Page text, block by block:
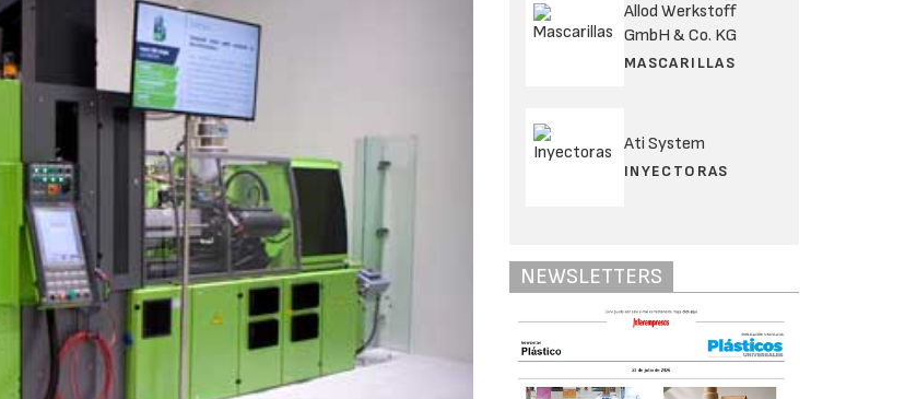
Allod Werkstoff
GmbH & Co. KG
MASCARILLAS
Ati System
INYECTORAS
NEWSLETTERS